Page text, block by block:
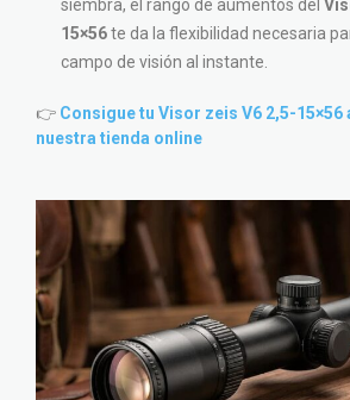
siembra, el rango de aumentos del
15×56te da la flexibilidad necesaria
campo de visión al instante.
👉 Consigue tu Visor zeis V6 2,5-
nuestra tienda online